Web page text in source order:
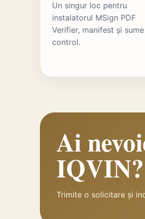
Un singur loc pentru
instalatorul MSign PDF
Verifier, manifest și
control.
Ai
IQVIN?
Trimite o solicitare și